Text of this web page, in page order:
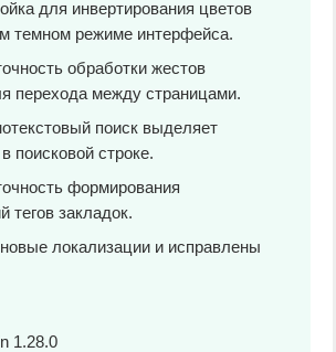
для инвертирования цветов
темном режиме интерфейса.
обработки жестов
перехода между страницами.
поиск выделяет
поисковой строке.
формирования
тегов закладок.
локализации и исправлены
1.28.0